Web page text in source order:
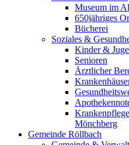
Museum im
650jähriges
Bücherei
Soziales &
Kinder &
Senioren
Ärztlicher
Mönchberg
Gemeinde Röllbach